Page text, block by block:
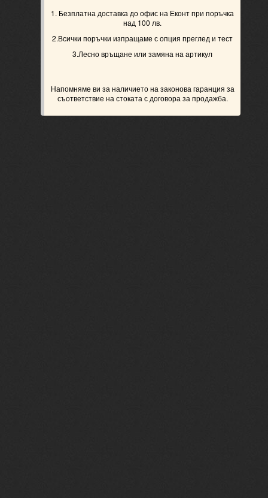
1. Безплатна доставка до офис на Еконт при поръчка
над 100 лв.
2.Всички поръчки изпращаме с опция преглед и тест
3.Лесно връщане или замяна на артикул
Напомняме ви за наличието на законова гаранция за
съответствие на стоката с договора за продажба.